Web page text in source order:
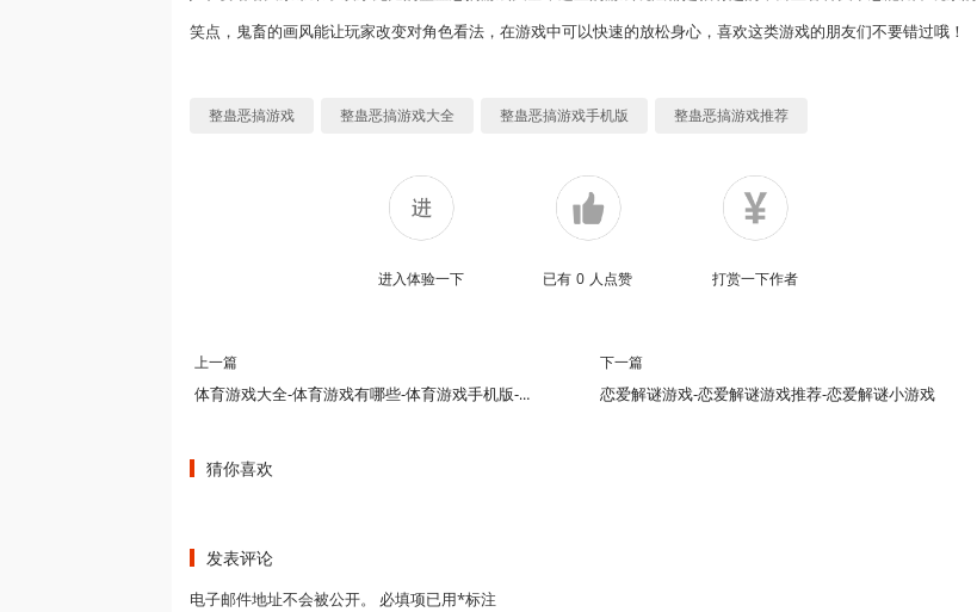
笑点，鬼畜的画风能让玩家改变对角色看法，在游戏中可以快速的放松身心，喜欢这类游戏的朋友们不要错过哦！
整蛊恶搞游戏 整蛊恶搞游戏大全 整蛊恶搞游戏手机版 整蛊恶搞游戏推荐
进入体验一下 已有 0 人点赞 打赏一下作者
上一篇
体育游戏大全-体育游戏有哪些-体育游戏手机版-体育游戏名称
下一篇
恋爱解谜游戏-恋爱解谜游戏推荐-恋爱解谜小游戏
猜你喜欢
发表评论
电子邮件地址不会被公开。 必填项已用*标注